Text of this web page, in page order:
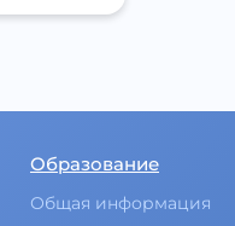
Образование
Общая информация